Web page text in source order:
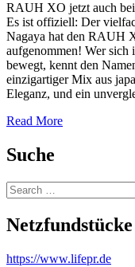
RAUH XO jetzt auch
Es ist offiziell: Der
Nagaya hat den RAUH
aufgenommen! Wer sich
bewegt, kennt den
einzigartiger Mix aus
Eleganz, und ein
Read More
Suche
Netzfundstücke
https://www.lifepr.de